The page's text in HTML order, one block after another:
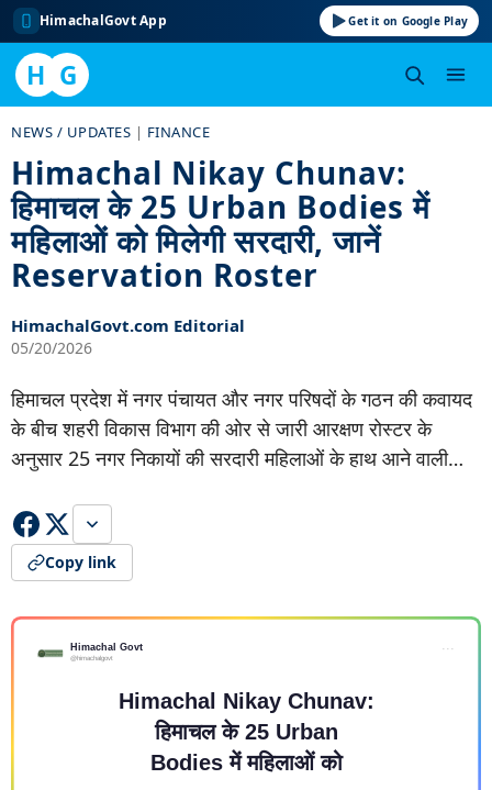
HimachalGovt App Get it on Google Play
H G
content
NEWS / UPDATES | FINANCE
Himachal Nikay Chunav:
हिमाचल के 25 Urban Bodies में
महिलाओं को मिलेगी सरदारी, जानें
Reservation Roster
HimachalGovt.com Editorial
05/20/2026
हिमाचल प्रदेश में नगर पंचायत और नगर परिषदों के गठन की कवायद
के बीच शहरी विकास विभाग की ओर से जारी आरक्षण रोस्टर के
अनुसार 25 नगर निकायों की सरदारी महिलाओं के हाथ आने वाली…
Copy link